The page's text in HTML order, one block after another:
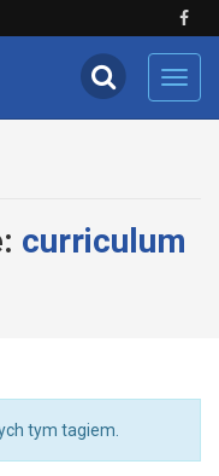
curriculum
tym tagiem.